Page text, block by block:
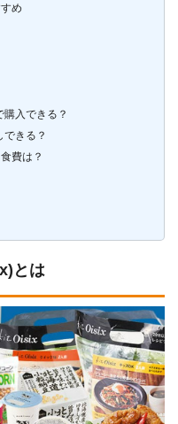
め
入できる？
きる？
費は？
とは